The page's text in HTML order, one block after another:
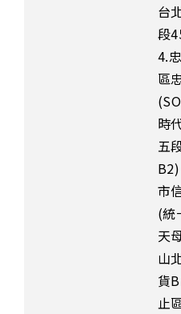
台
段
4.
區
時
五
市
(統
天
山
貨
止